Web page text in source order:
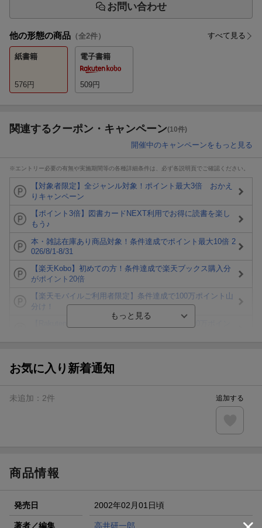
お問い合わせ
他の形態の商品 （全2件） すべて見る
紙書籍
576円
電子書籍
509円
関連するクーポン・キャンペーン(10件)
開催中のキャンペーンをもっと見る
※エントリー必要の有無や実施期間等の各種詳細条件は、必ず各説明頁でご確認ください。
【対象者限定】全ジャンル対象！ポイント最大3倍 おかえ
りキャンペーン
【ポイント3倍】図書カードNEXT利用でお得に読書を楽し
もう♪
本・雑誌在庫あり商品対象！条件達成でポイント最大10倍 2
026/8/1-8/31
【楽天Kobo】初めての方！条件達成で楽天ブックス購入分
がポイント20倍
【楽天モバイルご利用者限定】条件達成で100万ポイント山
分け！
が当たる！
楽天モバイル紹介キャンペーンの拡散で300円OFFクーポン
条件達成で楽天限定・宝塚歌劇 宙組貸切公演ペアチケット
お気に入り新着通知
未追加： 2件 追加する
商品情報
発売日 2002年02月01日頃
著者／編集 高井研一郎